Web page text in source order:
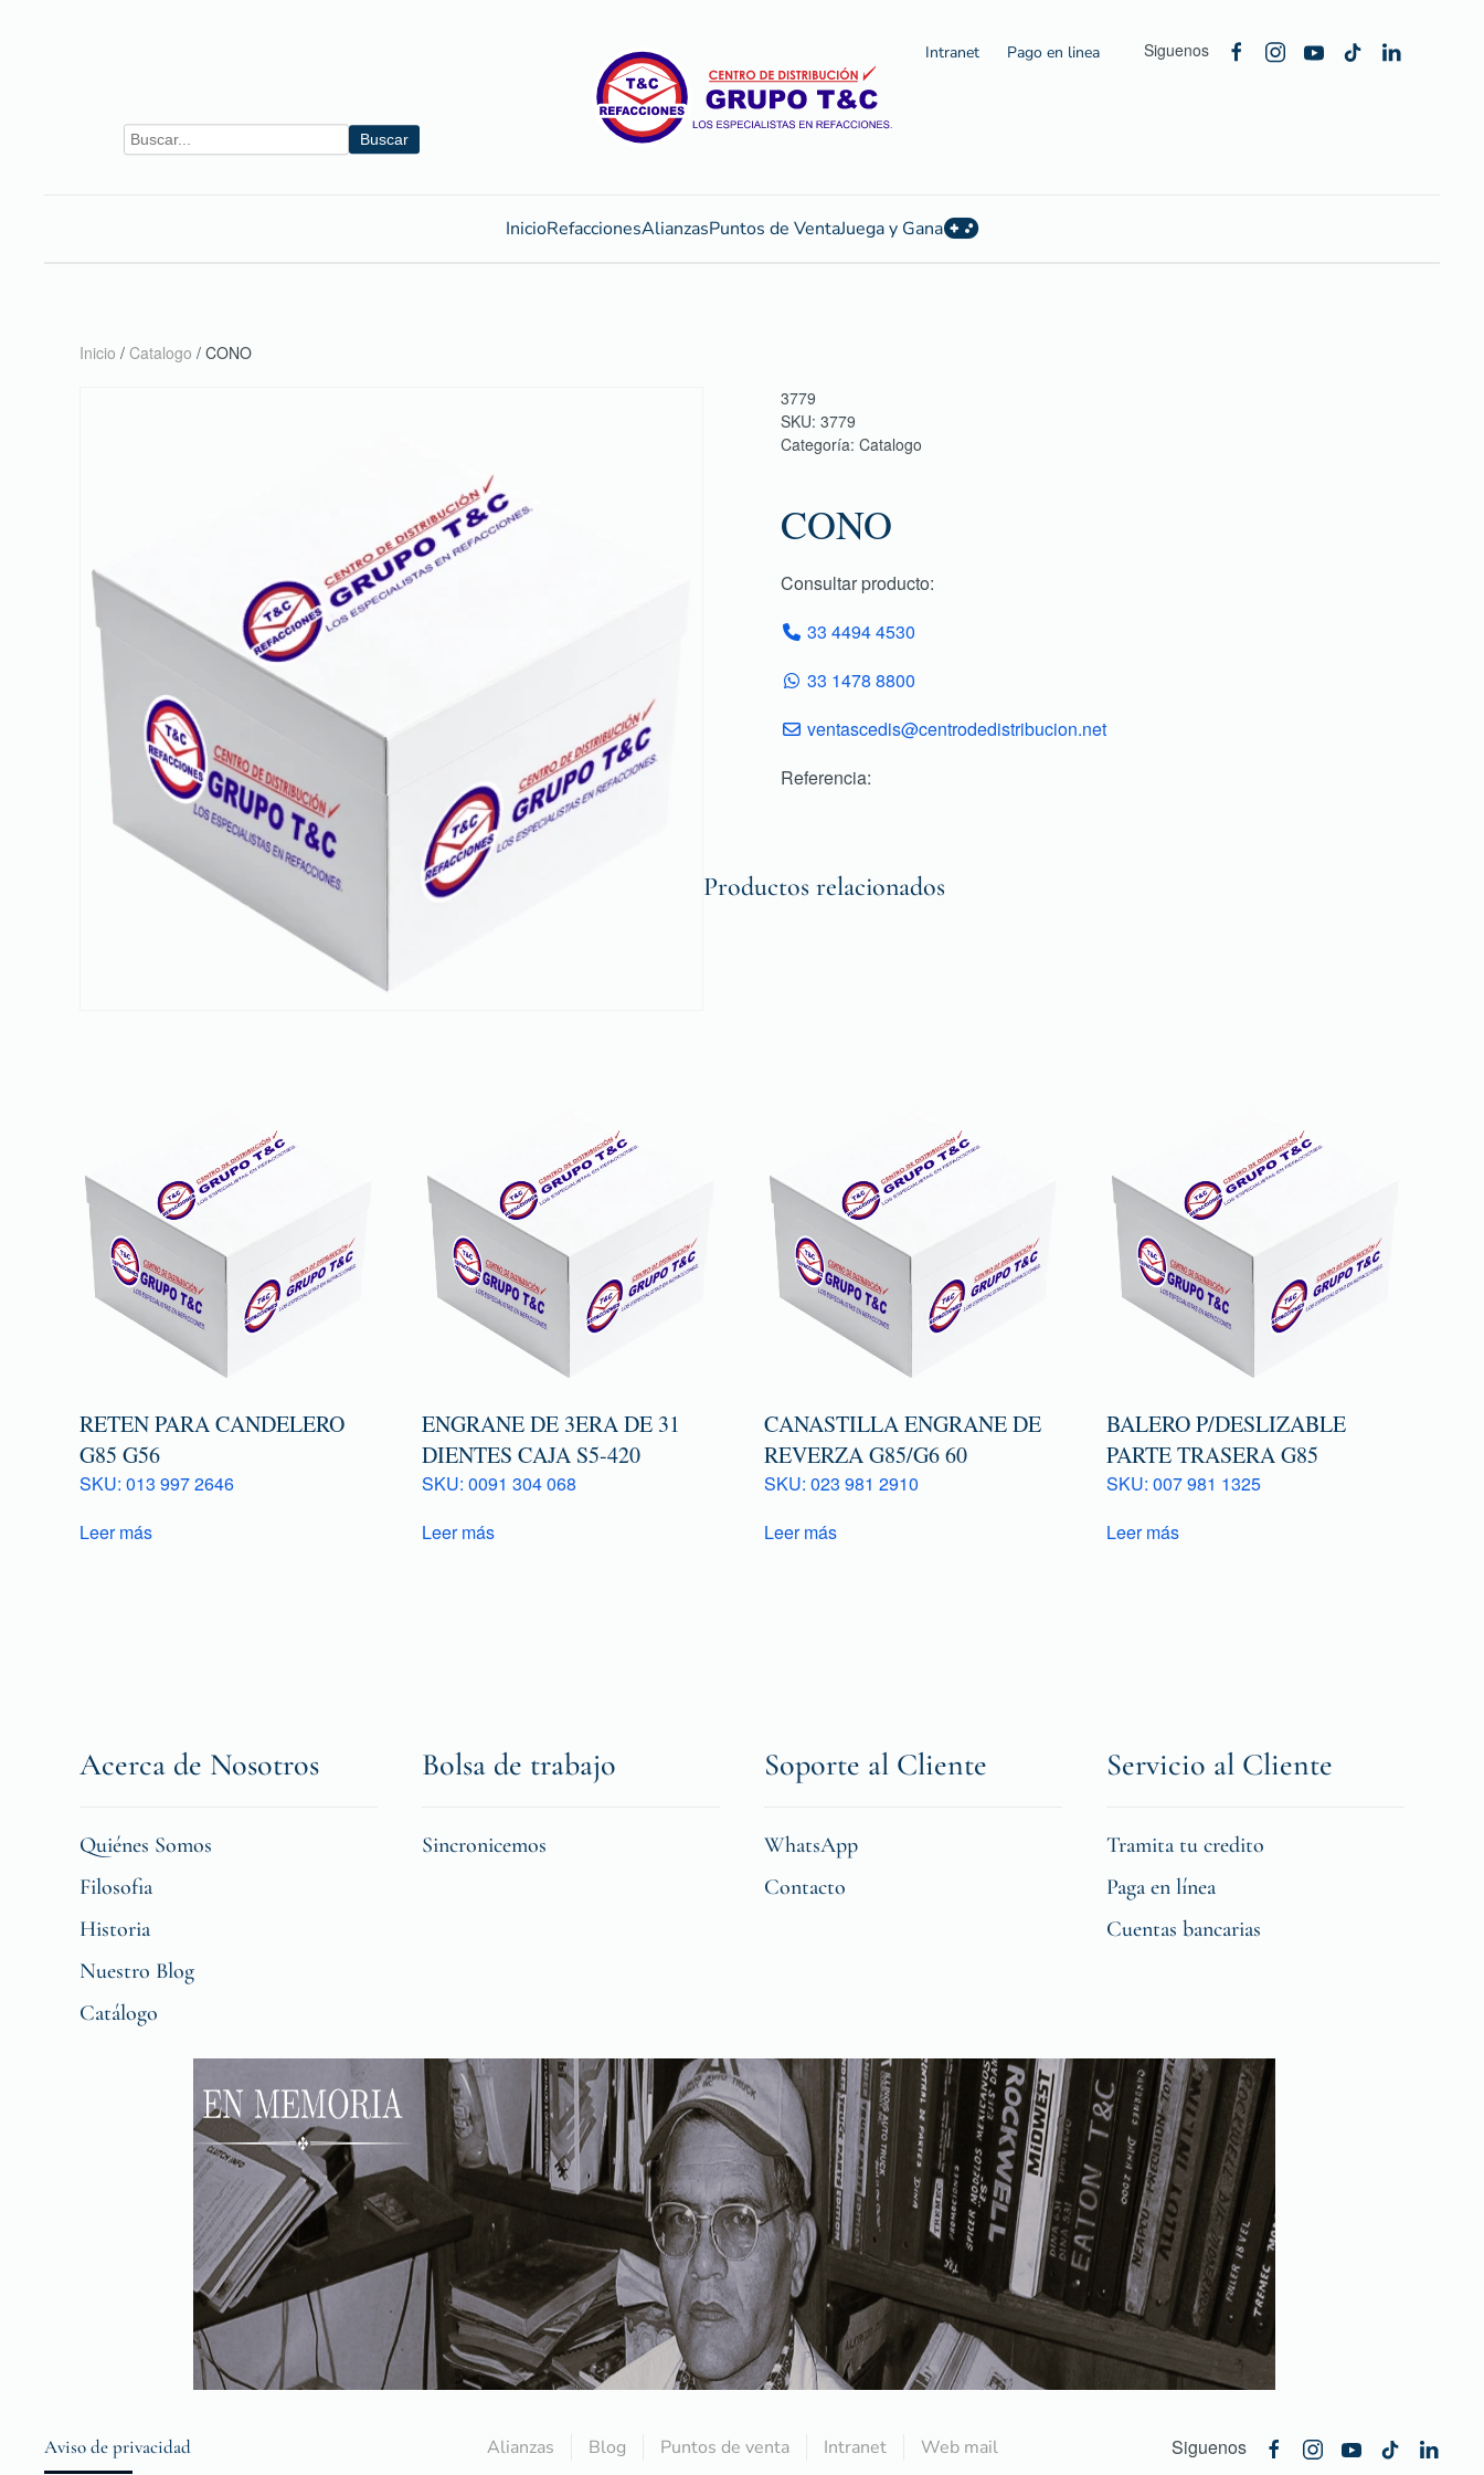
Buscar
Intranet Pago en linea Siguenos
InicioRefaccionesAlianzasPuntos de VentaJuega y Gana
Inicio / Catalogo / CONO
3779
SKU: 3779
Categoría: Catalogo
CONO
Consultar producto:
33 4494 4530
33 1478 8800
ventascedis@centrodedistribucion.net
Referencia:
Productos relacionados
RETEN PARA CANDELERO
G85 G56
SKU: 013 997 2646
Leer más
ENGRANE DE 3ERA DE 31
DIENTES CAJA S5-420
SKU: 0091 304 068
Leer más
CANASTILLA ENGRANE DE
REVERZA G85/G6 60
SKU: 023 981 2910
Leer más
BALERO P/DESLIZABLE
PARTE TRASERA G85
SKU: 007 981 1325
Leer más
Acerca de Nosotros
Quiénes Somos
Filosofia
Historia
Nuestro Blog
Catálogo
Bolsa de trabajo
Sincronicemos
Soporte al Cliente
WhatsApp
Contacto
Servicio al Cliente
Tramita tu credito
Paga en línea
Cuentas bancarias
Aviso de privacidad Alianzas Blog Puntos de venta Intranet Web mail Siguenos